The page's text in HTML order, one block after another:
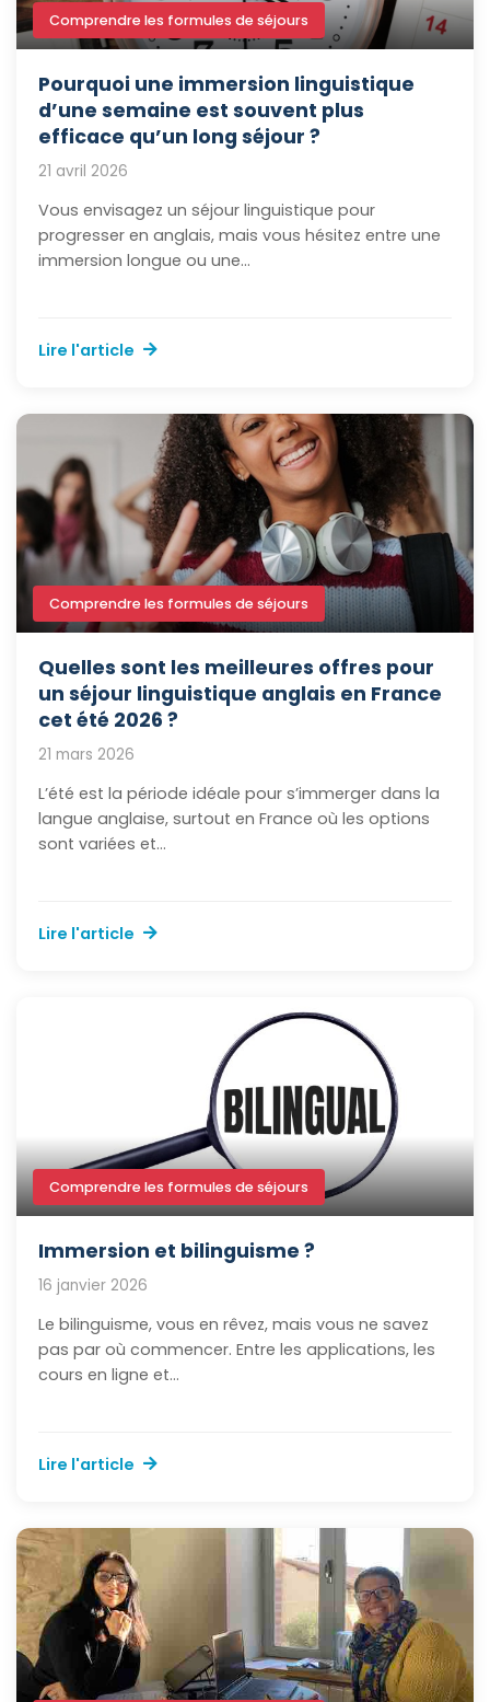
Comprendre les formules de séjours
Pourquoi une immersion linguistique
d’une semaine est souvent plus
efficace qu’un long séjour ?
21 avril 2026
Vous envisagez un séjour linguistique pour
progresser en anglais, mais vous hésitez entre une
immersion longue ou une...
Lire l'article
Comprendre les formules de séjours
Quelles sont les meilleures offres pour
un séjour linguistique anglais en France
cet été 2026 ?
21 mars 2026
L’été est la période idéale pour s’immerger dans la
langue anglaise, surtout en France où les options
sont variées et...
Lire l'article
Comprendre les formules de séjours
Immersion et bilinguisme ?
16 janvier 2026
Le bilinguisme, vous en rêvez, mais vous ne savez
pas par où commencer. Entre les applications, les
cours en ligne et...
Lire l'article